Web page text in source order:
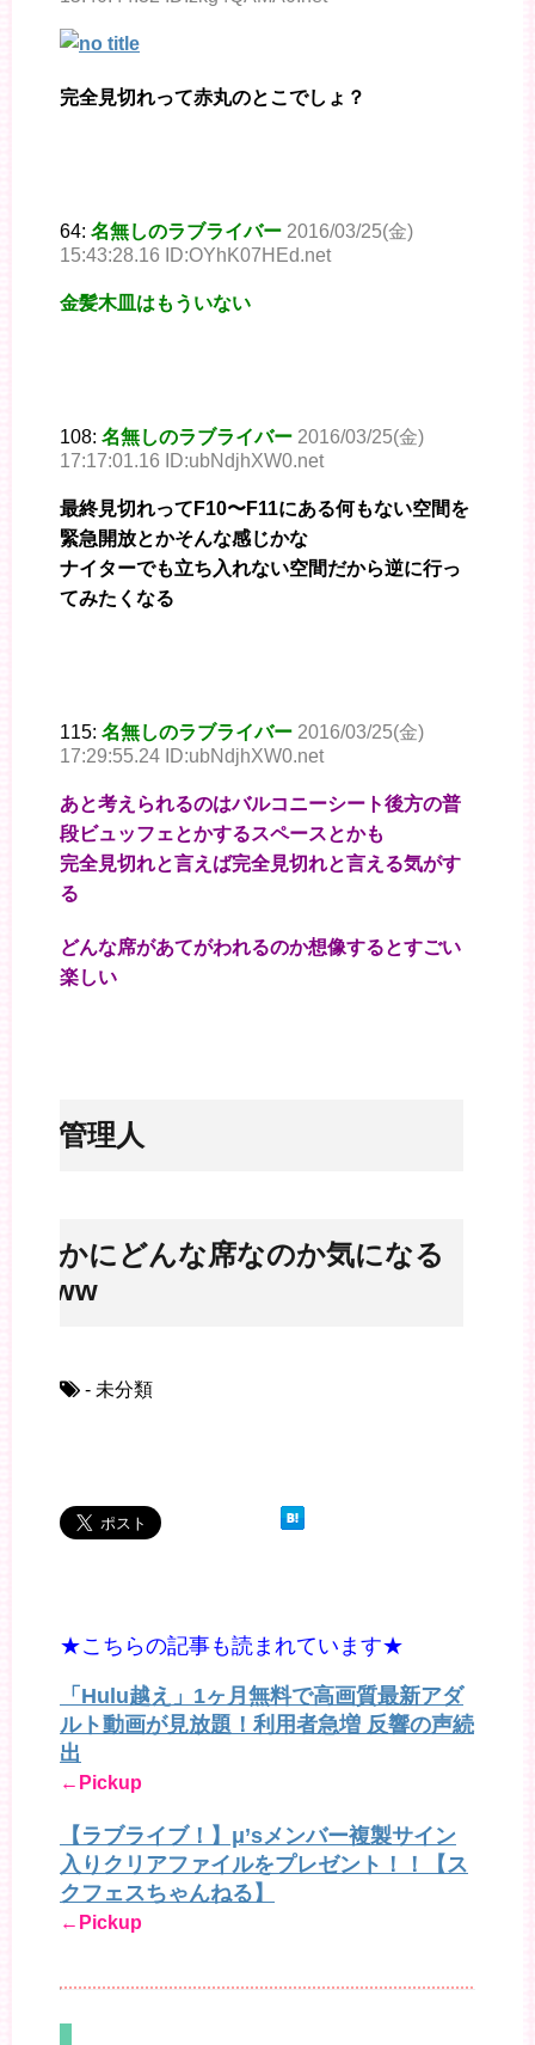
完全見切れって赤丸のとこでしょ？
64: 名無しのラブライバー 2016/03/25(金)
15:43:28.16 ID:OYhK07HEd.net
金髪木皿はもういない
108: 名無しのラブライバー 2016/03/25(金)
17:17:01.16 ID:ubNdjhXW0.net
最終見切れってF10〜F11にある何もない空間を
緊急開放とかそんな感じかな
ナイターでも立ち入れない空間だから逆に行っ
てみたくなる
115: 名無しのラブライバー 2016/03/25(金)
17:29:55.24 ID:ubNdjhXW0.net
あと考えられるのはバルコニーシート後方の普
段ビュッフェとかするスペースとかも
完全見切れと言えば完全見切れと言える気がす
る
どんな席があてがわれるのか想像するとすごい
楽しい
※管理人
確かにどんな席なのか気になる
www
- 未分類
★こちらの記事も読まれています★
「Hulu越え」1ヶ月無料で高画質最新アダ
ルト動画が見放題！利用者急増 反響の声続
出
←Pickup
【ラブライブ！】μ’sメンバー複製サイン
入りクリアファイルをプレゼント！！【ス
クフェスちゃんねる】
←Pickup